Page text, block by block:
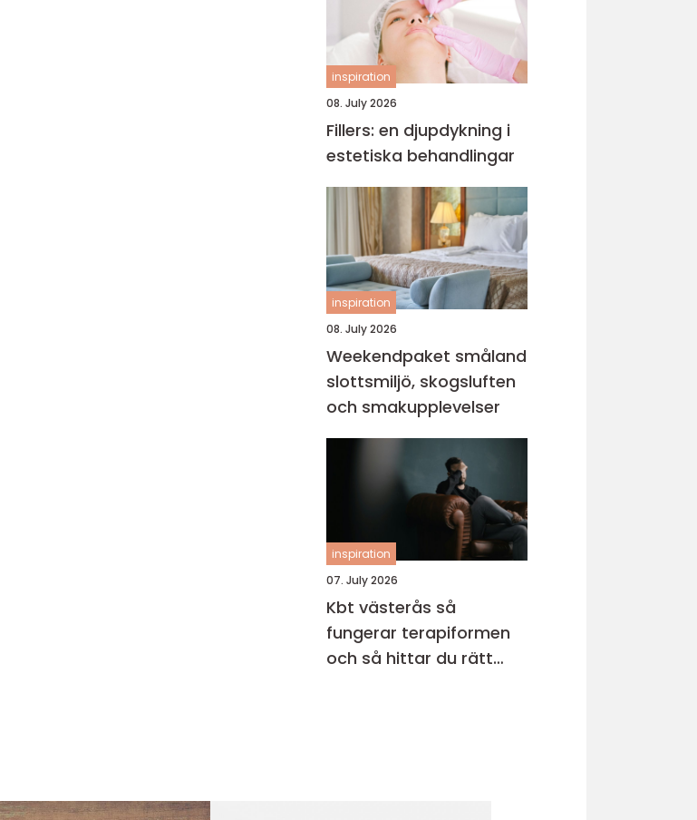
inspiration
08. July 2026
Fillers: en djupdykning i
estetiska behandlingar
inspiration
08. July 2026
Weekendpaket småland
slottsmiljö, skogsluften
och smakupplevelser
inspiration
07. July 2026
Kbt västerås så
fungerar terapiformen
och så hittar du rätt